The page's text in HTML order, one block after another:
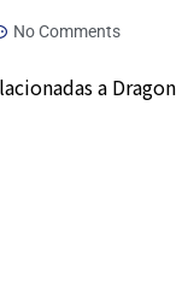
No Comments
a Dragon